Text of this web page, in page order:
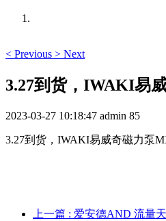
< Previous > Next
3.27到货，IWAKI易
2023-03-27 10:18:47 admin 85
3.27到货，IWAKI易威奇磁力泵
上一篇 : 爱安德AND 流量